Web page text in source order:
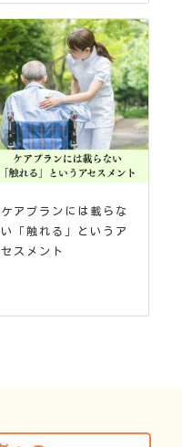
ケアプランには載らな
い「触れる」というア
セスメント